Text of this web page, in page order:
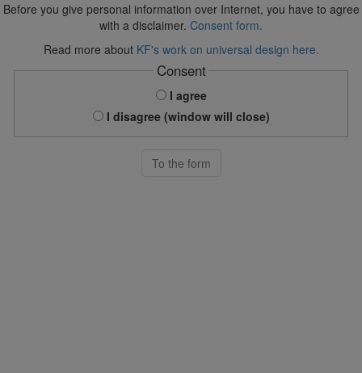
Before you give personal information over Internet, you have to agree
with a disclaimer. Consent form.
Read more about KF's work on universal design here.
Consent
I agree
I disagree (window will close)
To the form